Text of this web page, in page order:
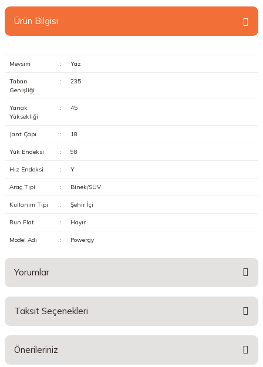
Ürün Bilgisi
Mevsim : Yaz
Taban
Genişliği
: 235
Yanak
Yüksekliği
: 45
Jant Çapı : 18
Yük Endeksi : 98
Hız Endeksi : Y
Araç Tipi : Binek/SUV
Kullanım Tipi : Şehir İçi
Run Flat : Hayır
Model Adı : Powergy
Yorumlar
Taksit Seçenekleri
Önerileriniz